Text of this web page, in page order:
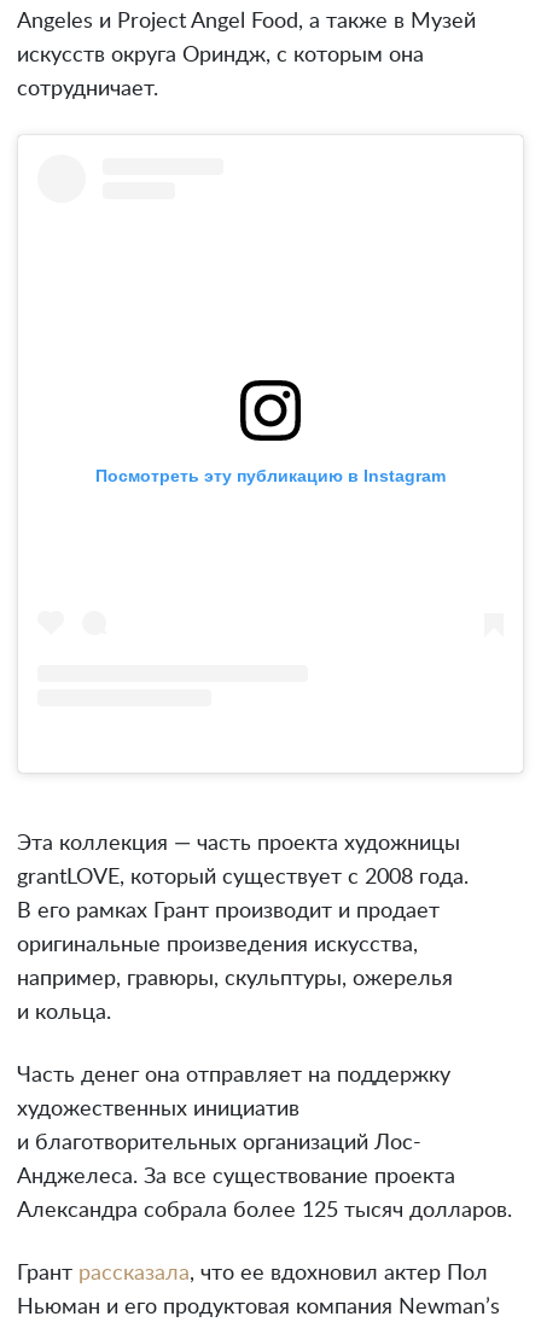
Angeles и Project Angel Food, а также в Музей
искусств округа Ориндж, с которым она
сотрудничает.
Посмотреть эту публикацию в Instagram
Эта коллекция — часть проекта художницы
grantLOVE, который существует с 2008 года.
В его рамках Грант производит и продает
оригинальные произведения искусства,
например, гравюры, скульптуры, ожерелья
и кольца.
Часть денег она отправляет на поддержку
художественных инициатив
и благотворительных организаций Лос-
Анджелеса. За все существование проекта
Александра собрала более 125 тысяч долларов.
Грант рассказала, что ее вдохновил актер Пол
Ньюман и его продуктовая компания Newman’s